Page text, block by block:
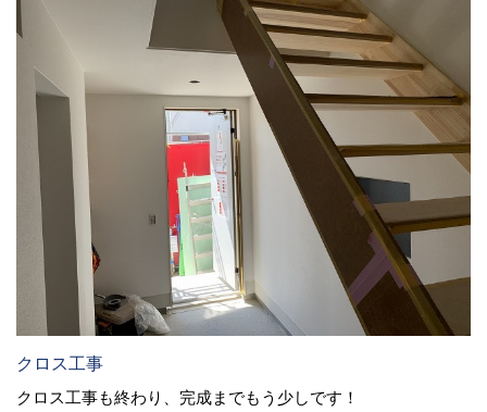
クロス工事
クロス工事も終わり、完成までもう少しです！